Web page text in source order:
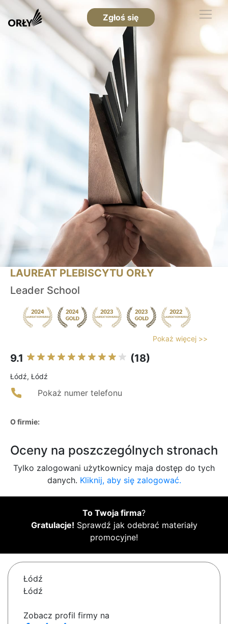
Zgłoś się
LAUREAT PLEBISCYTU ORŁY
Leader School
Pokaż więcej >>
9.1 (18)
Łódź, Łódź
Pokaż numer telefonu
O firmie:
Oceny na poszczególnych stronach
Tylko zalogowani użytkownicy maja dostęp do tych
danych. Kliknij, aby się zalogować.
To Twoja firma?
Gratulacje! Sprawdź jak odebrać materiały
promocyjne!
Łódź
Łódź
Zobacz profil firmy na